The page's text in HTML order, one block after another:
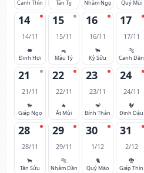
Canh Thìn
Tân Tỵ
Nhâm Ngọ
Quý Mùi
14
14/11
🐖
Đinh Hợi
15
15/11
🐀
Mậu Tý
16
16/11
🐂
Kỷ Sửu
17
17/11
🐅
Canh Dần
21
21/11
🐎
Giáp Ngọ
22
22/11
🐐
Ất Mùi
23
23/11
🐒
Bính Thân
24
24/11
🐓
Đinh Dậu
28
28/11
🐂
Tân Sửu
29
29/11
🐅
Nhâm Dần
30
1/12
🐈
Quý Mão
31
2/12
🐉
Giáp Thìn